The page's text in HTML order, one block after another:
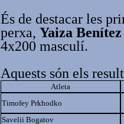
És de destacar les
perxa, Yaiza Benítez
4x200 masculí.
Aquests són els
Atleta
Timofey Prkhodko
Savelii Bogatov